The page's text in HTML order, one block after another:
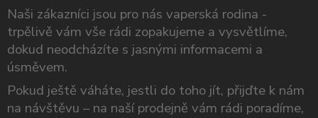
Naši zákazníci jsou pro nás vaperská rodina -
trpělivě vám vše rádi zopakujeme a vysvětlíme,
dokud neodcházíte s jasnými informacemi a
úsměvem.
Pokud ještě váháte, jestli do toho jít, přijďte k nám
na návštěvu – na naší prodejně vám rádi poradíme,